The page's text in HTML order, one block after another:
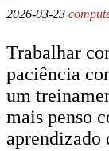
2026-03-23
Trabalhar
paciência
um
mais penso
aprendizado